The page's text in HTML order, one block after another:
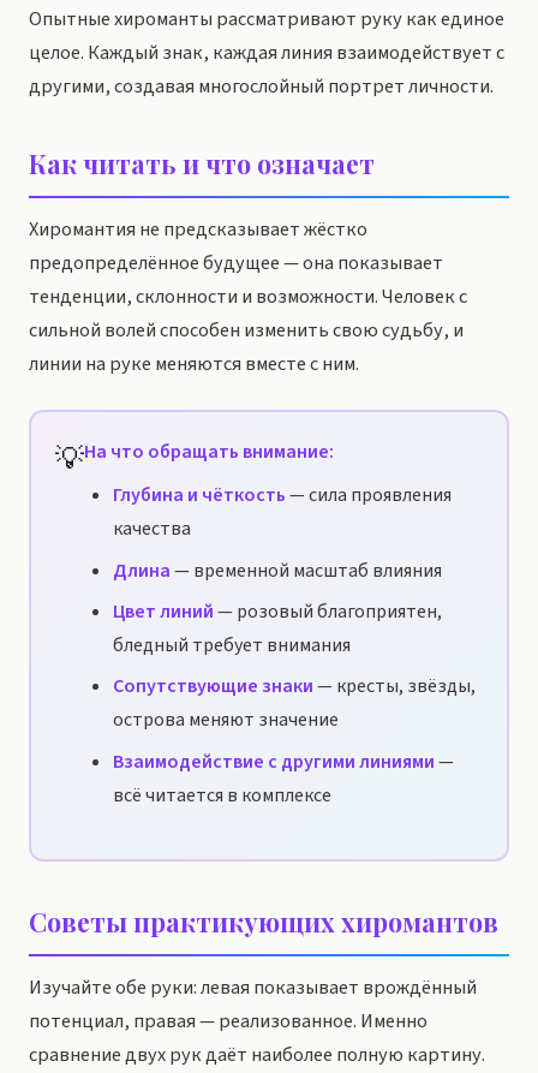
Опытные хироманты рассматривают руку как единое
целое. Каждый знак, каждая линия взаимодействует с
другими, создавая многослойный портрет личности.
Как читать и что означает
Хиромантия не предсказывает жёстко
предопределённое будущее — она показывает
тенденции, склонности и возможности. Человек с
сильной волей способен изменить свою судьбу, и
линии на руке меняются вместе с ним.
💡На что обращать внимание:
Глубина и чёткость— сила проявления
качества
Длина— временной масштаб влияния
Цвет линий— розовый благоприятен,
бледный требует внимания
Сопутствующие знаки— кресты, звёзды,
острова меняют значение
Взаимодействие с другими линиями—
всё читается в комплексе
Советы практикующих хиромантов
Изучайте обе руки: левая показывает врождённый
потенциал, правая — реализованное. Именно
сравнение двух рук даёт наиболее полную картину.